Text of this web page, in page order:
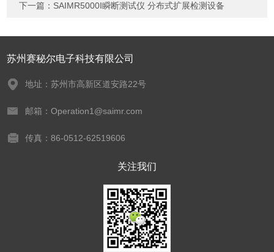
下一篇： SAIMR5000I瞬断测试仪 分布式扩展检测设备
苏州赛秘尔电子科技有限公司
地址：苏州市高新区道安路22号
邮箱：Operation1@saimr.com
传真：86-0512-62519606
关注我们